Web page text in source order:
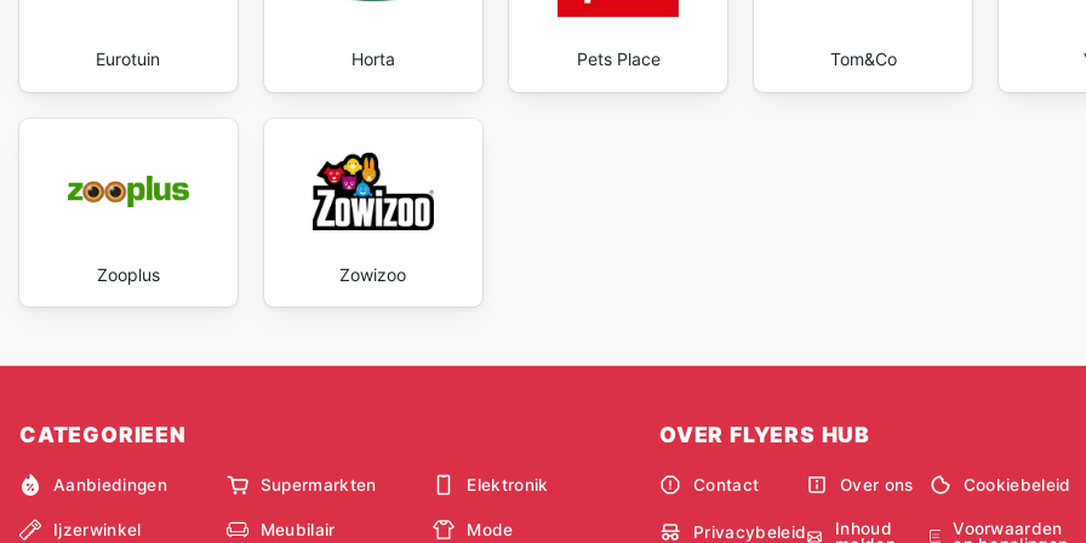
récentes et les plus pertinentes. Être informé des
Maxi Zoo saleset des opportunités de la semaine, c'est
d'offrir le meilleur à son animal sans compromettre son budget, renforçant ainsi le lien unique qui les unit. Stay
with Maxi Zoo's weekly ads and enjoy exclusive savings every day.
Eurotuin Horta Pets Place Tom&Co
Zooplus Zowizoo
CATEGORIEEN
Aanbiedingen Supermarkten Elektronik
Ijzerwinkel Meubilair Mode
OVER FLYERS HUB
Contact Over ons Cookiebeleid
Privacybeleid
Inhoud
Voorwaarden